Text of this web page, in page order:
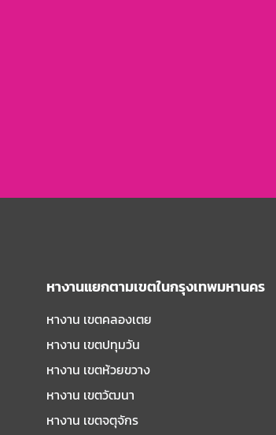
หางานแยกตามเขตในกรุงเทพมหานคร
หางาน เขตคลองเตย
หางาน เขตปทุมวัน
หางาน เขตห้วยขวาง
หางาน เขตวัฒนา
หางาน เขตจตุจักร